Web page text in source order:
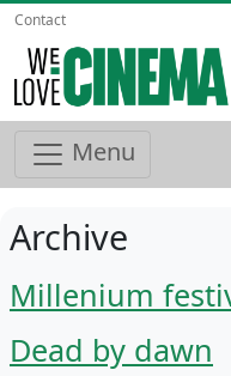
Contact
Menu
Archive
Millenium
Dead by dawn